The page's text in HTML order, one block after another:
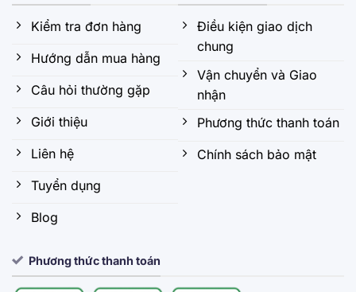
Kiểm tra đơn hàng
Hướng dẫn mua hàng
Câu hỏi thường gặp
Giới thiệu
Liên hệ
Tuyển dụng
Blog
Điều kiện giao dịch
chung
Vận chuyển và Giao
nhận
Phương thức thanh toán
Chính sách bảo mật
Phương thức thanh toán